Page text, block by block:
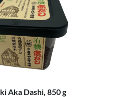
Aka Dashi, 850 g